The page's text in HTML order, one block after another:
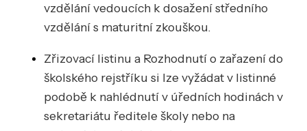
vzdělání vedoucích k dosažení středního
vzdělání s maturitní zkouškou.
Zřizovací listinu a Rozhodnutí o zařazení do
školského rejstříku si lze vyžádat v listinné
podobě k nahlédnutí v úředních hodinách v
sekretariátu ředitele školy nebo na